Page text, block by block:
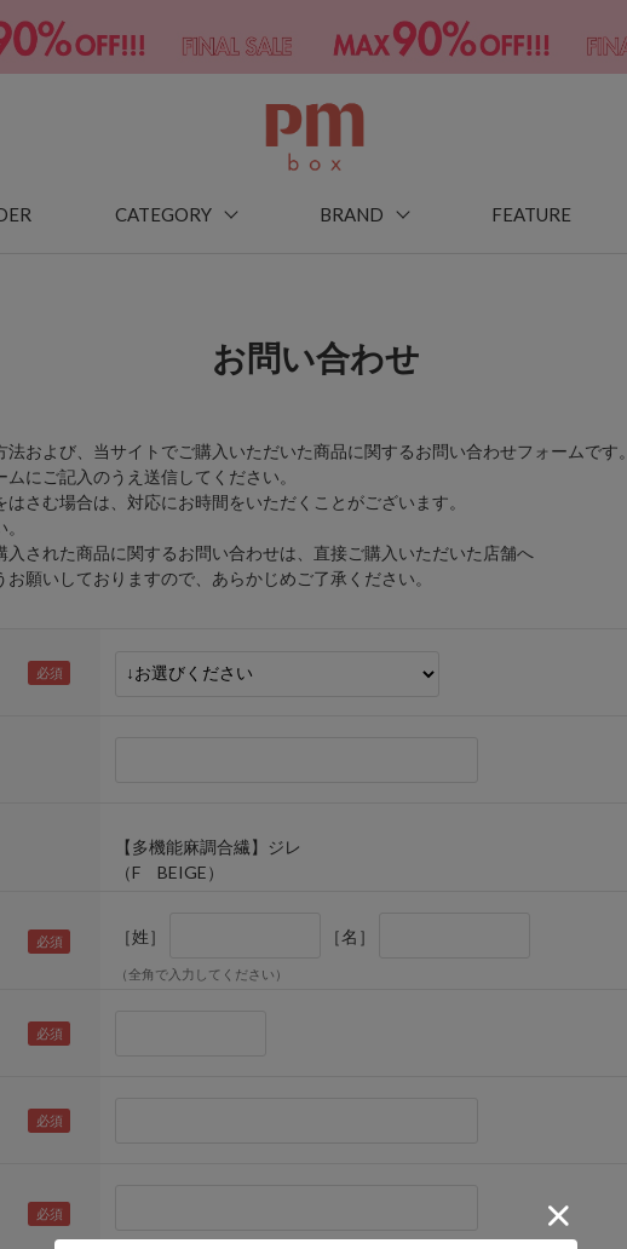
CATEGORY BRAND FEATURE
お問い合わせ
および、当サイトでご購入いただいた商品に関するお問い合わせフォームです。
にご記入のうえ送信してください。
さむ場合は、対応にお時間をいただくことがございます。
された商品に関するお問い合わせは、直接ご購入いただいた店舗へ
いしておりますので、あらかじめご了承ください。
【多機能麻調合繊】ジレ
（F BEIGE）
［姓］ ［名］
（全角で入力してください）